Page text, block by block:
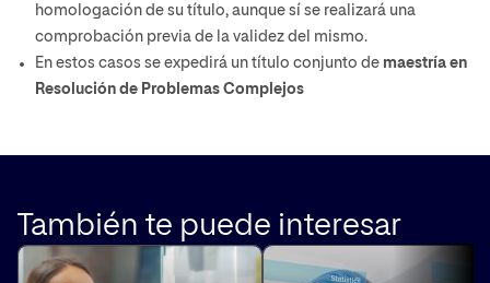
homologación de su título, aunque sí se realizará una
comprobación previa de la validez del mismo.
En estos casos se expedirá un título conjunto de maestría en
Resolución de Problemas Complejos
También te puede interesar